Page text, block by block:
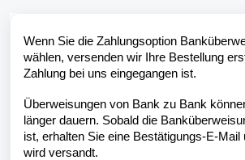
Wenn Sie die Zahlungsoption
wählen, versenden wir Ihre Bestellung
Zahlung bei uns eingegangen ist.
Überweisungen von Bank zu Bank
länger dauern. Sobald die
ist, erhalten Sie eine Bestätigungs-E-Mail
wird versandt.